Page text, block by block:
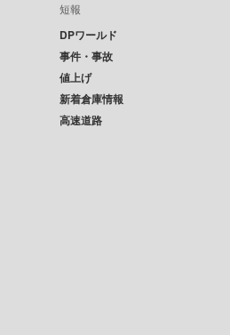
短報
DPワールド
事件・事故
値上げ
新着倉庫情報
高速道路